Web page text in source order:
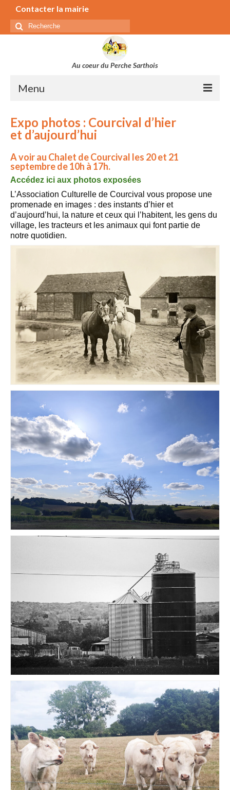
Contacter la mairie
Rechercher
:
Au coeur du Perche Sarthois
Menu
Secrétariat de la mairie
Commissions
Séances du conseil municipal
Bulletin municipal
Elus parlementaires, régionaux et départementaux
Notre village
Comité des fêtes
Association culturelle
Bulletin de l’association culturelle
Services
Professionnels du village
Services municipaux
Services de santé
Services divers
Actualités
Actualités
Agenda
Expo photos : Courcival d’hier
et d’aujourd’hui
A voir au Chalet de Courcival les 20 et 21
septembre de 10h à 17h.
Accédez ici aux photos exposées
L’Association Culturelle de Courcival vous propose une
promenade en images : des instants d’hier et
d’aujourd’hui, la nature et ceux qui l’habitent, les gens du
village, les tracteurs et les animaux qui font partie de
notre quotidien.